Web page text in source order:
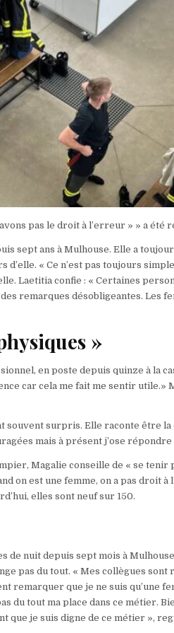
pas le droit à l’erreur » » a été
sept ans à Mulhouse. Elle a
« Ce n’est pas toujours
Laetitia confie : « Certaines
remarques désobligeantes. Les
»
en poste depuis quinze à la
car cela me fait me sentir utile.»
souvent surpris. Elle raconte être
mais à présent j’ose
Magalie conseille de « se
on est une femme, on a pas droit
elles sont neuf sur 150.
nuit depuis sept mois à
pas du tout. « Mes collègues
remarquer que je ne suis qu’une
du tout ma place dans ce métier.
que je suis digne de ce métier »,